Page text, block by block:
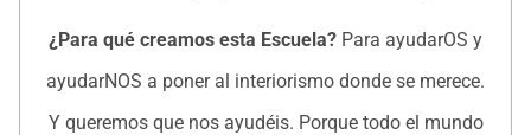
¿Para qué creamos esta Escuela? Para ayudarOS y
ayudarNOS a poner al interiorismo donde se merece.
Y queremos que nos ayudéis. Porque todo el mundo